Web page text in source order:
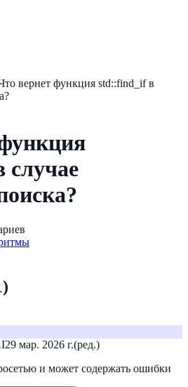
вернет функция std::find_if в
)
29 мар. 2026 г.(ред.)
и может содержать ошибки